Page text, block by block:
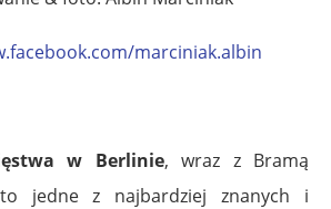
marciniak.albin
w Berlinie, wraz z Bramą
to jedne z najbardziej znanych i